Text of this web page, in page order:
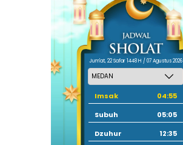
Jum'at, 22 Safar 1448 H / 07 Agustus 2026
Imsak
04:55
Subuh
05:05
Dzuhur
12:35